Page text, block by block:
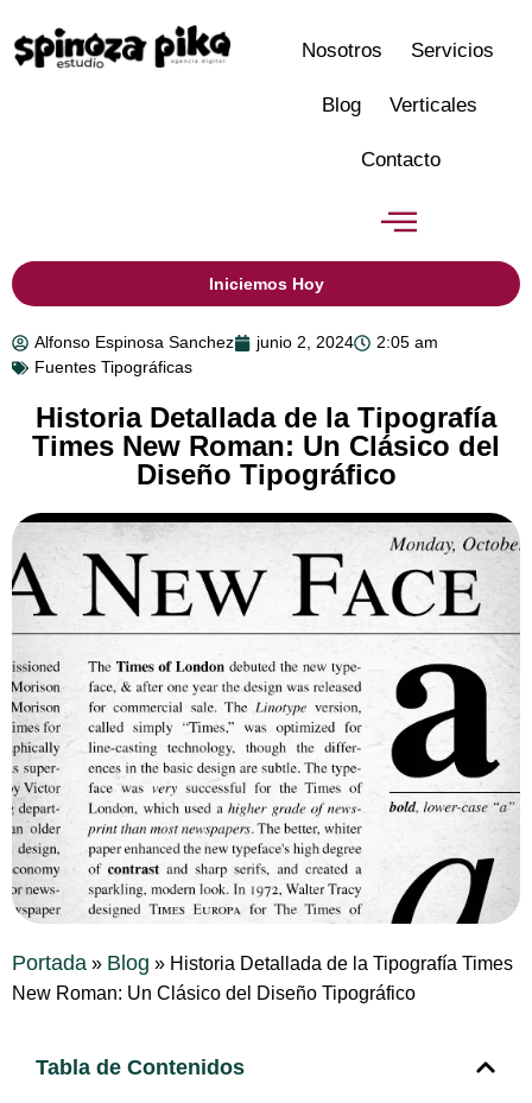
Nosotros Servicios
Blog Verticales
Contacto
Iniciemos Hoy
Alfonso Espinosa Sanchez junio 2, 2024
2:05 am
Fuentes Tipográficas
Historia Detallada de la Tipografía
Times New Roman: Un Clásico del
Diseño Tipográfico
Portada » Blog » Historia Detallada de la Tipografía Times
New Roman: Un Clásico del Diseño Tipográfico
Tabla de Contenidos